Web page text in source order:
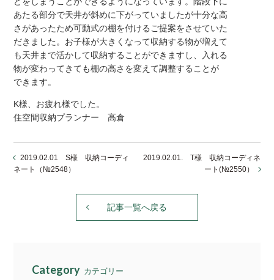
あたる部分で天井が斜めに下がっていましたが十分な高
さがあったため可動式の棚を付けるご提案をさせていた
だきました。お子様が大きくなって収納する物が増えて
も天井まで活かして収納することができますし、入れる
物が変わってきても棚の高さを変えて調整することが
できます。
K様、お疲れ様でした。
住空間収納プランナー 高倉
2019.02.01 S様 収納コーディ
ネート（№2548）
2019.02.01. T様 収納コーディネ
ート(№2550）
記事一覧へ戻る
Category カテゴリー